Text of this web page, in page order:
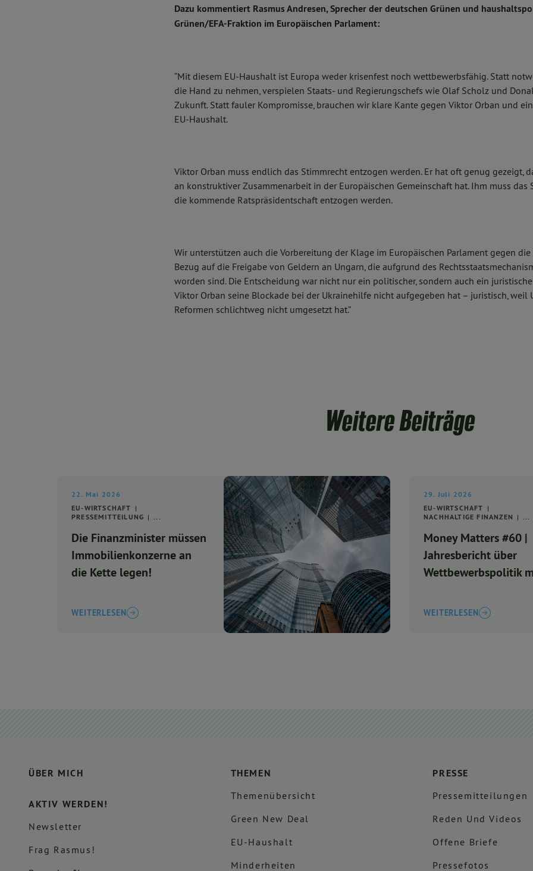
Dazu kommentiert Rasmus Andresen, Sprecher der deutschen Grünen und
Grünen/EFA-Fraktion im Europäischen Parlament:
“Mit diesem EU-Haushalt ist Europa weder krisenfest noch wettbewerbsfähig. Statt
die Hand zu nehmen, verspielen Staats- und Regierungschefs wie Olaf Scholz und
Zukunft. Statt fauler Kompromisse, brauchen wir klare Kante gegen Viktor Orban und
EU-Haushalt.
Viktor Orban muss endlich das Stimmrecht entzogen werden. Er hat oft genug gezeigt,
an konstruktiver Zusammenarbeit in der Europäischen Gemeinschaft hat. Ihm muss das
die kommende Ratspräsidentschaft entzogen werden.
Wir unterstützen auch die Vorbereitung der Klage im Europäischen Parlament gegen
Bezug auf die Freigabe von Geldern an Ungarn, die aufgrund des
worden sind. Die Entscheidung war nicht nur ein politischer, sondern auch ein
Viktor Orban seine Blockade bei der Ukrainehilfe nicht aufgegeben hat – juristisch, weil
Reformen schlichtweg nicht umgesetzt hat.”
Weitere Beiträge
22. Mai 2026
EU-WIRTSCHAFT
PRESSEMITTEILUNG
...
Die Finanzminister müssen
Immobilienkonzerne an
die Kette legen!
WEITERLESEN
29. Juli 2026
EU-WIRTSCHAFT
NACHHALTIGE FINANZEN
...
Money Matters #60 |
Jahresbericht über
Wettbewerbspolitik
angenommen
WEITERLESEN
ÜBER MICH
AKTIV WERDEN!
Newsletter
Frag Rasmus!
THEMEN
Themenübersicht
Green New Deal
EU-Haushalt
Minderheiten
PRESSE
Pressemitteilungen
Reden Und Videos
Offene Briefe
Pressefotos